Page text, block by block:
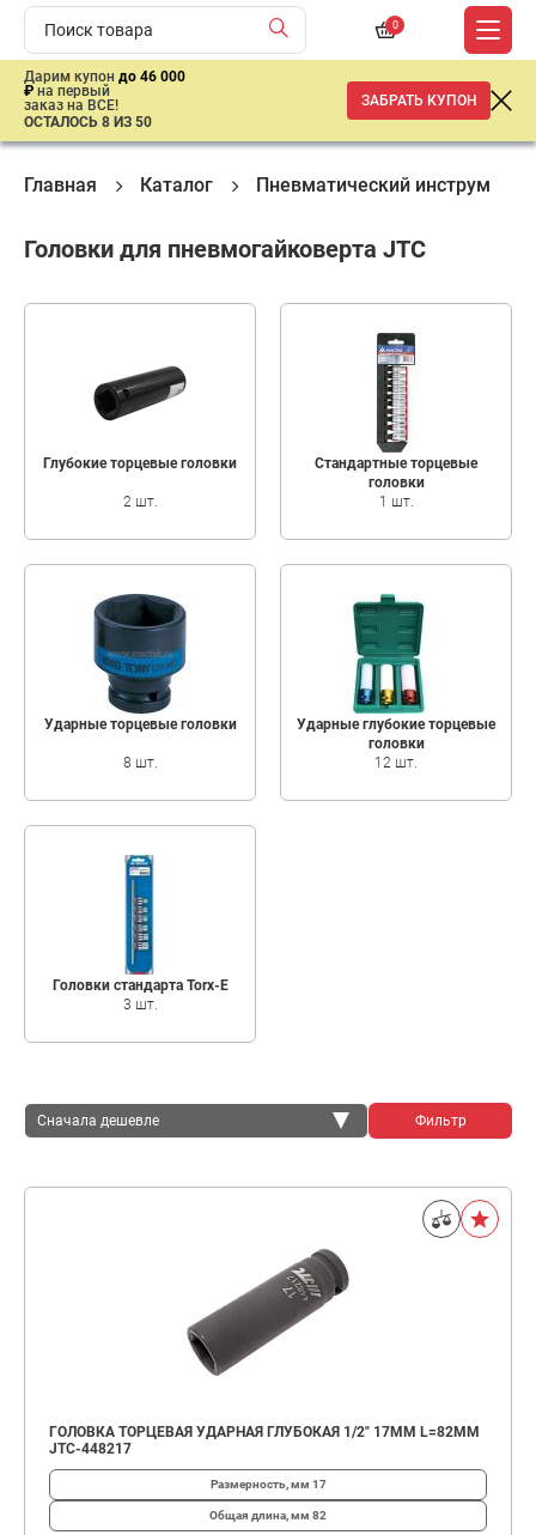
0
Дарим купон до 46 000
₽ на первый
заказ на ВСЕ!
ОСТАЛОСЬ 8 ИЗ 50
ЗАБРАТЬ КУПОН
Главная Каталог Пневматический инструмент
Головки для пневмогайковерта JTC
Глубокие торцевые головки
2 шт.
Стандартные торцевые
головки
1 шт.
Ударные торцевые головки
8 шт.
Ударные глубокие торцевые
головки
12 шт.
Головки стандарта Torx-E
3 шт.
Сначала дешевле Фильтр
ГОЛОВКА ТОРЦЕВАЯ УДАРНАЯ ГЛУБОКАЯ 1/2" 17ММ L=82ММ
JTC-448217
Размерность, мм 17
Общая длина, мм 82